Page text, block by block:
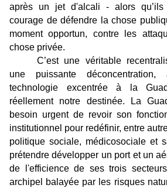
après un jet d'alcali - alors
courage de défendre la chose
moment opportun, contre les
chose privée.
C’est une véritable
une puissante
technologie excentrée à la
réellement notre destinée. La
besoin urgent de revoir son
institutionnel pour redéfinir, entre
politique sociale, médicosociale et
prétendre développer un port et un
de l'efficience de ses trois
archipel balayée par les risques